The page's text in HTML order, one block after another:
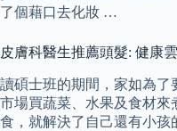
了個藉口去化妝 …
皮膚科醫生推薦頭髮: 健康雲
讀碩士班的期間，家如為
市場買蔬菜、水果及食材
食，就解決了自己還有小孩